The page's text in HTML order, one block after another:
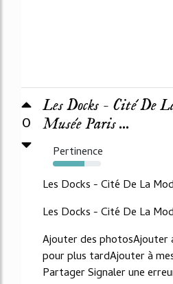
0
Les Docks - Cité De
Musée Paris ...
Pertinence
66%
Les Docks - Cité De La
Les Docks - Cité De La
Ajouter des photosAjouter
pour plus tardAjouter à
Partager Signaler une